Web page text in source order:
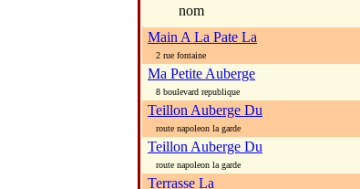
nom
Main A La Pate La
2 rue fontaine
Ma Petite Auberge
8 boulevard republique
Teillon Auberge Du
route napoleon la garde
Teillon Auberge Du
route napoleon la garde
Terrasse La